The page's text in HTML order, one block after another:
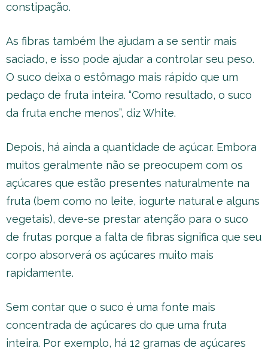
constipação.
As fibras também lhe ajudam a se sentir mais
saciado, e isso pode ajudar a controlar seu peso.
O suco deixa o estômago mais rápido que um
pedaço de fruta inteira. “Como resultado, o suco
da fruta enche menos”, diz White.
Depois, há ainda a quantidade de açúcar. Embora
muitos geralmente não se preocupem com os
açúcares que estão presentes naturalmente na
fruta (bem como no leite, iogurte natural e alguns
vegetais), deve-se prestar atenção para o suco
de frutas porque a falta de fibras significa que seu
corpo absorverá os açúcares muito mais
rapidamente.
Sem contar que o suco é uma fonte mais
concentrada de açúcares do que uma fruta
inteira. Por exemplo, há 12 gramas de açúcares